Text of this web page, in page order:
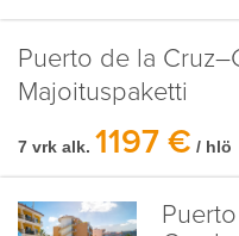
Puerto de la
Majoituspaketti
7 vrk alk. 1197 € / hlö